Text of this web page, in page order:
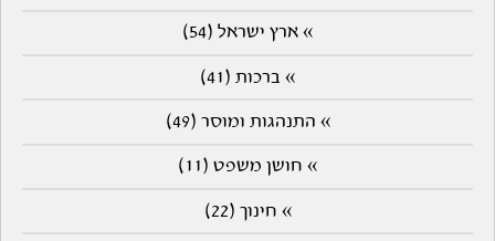
» ארץ ישראל (54)
» ברכות (41)
» התנהגות ומוסר (49)
» חושן משפט (11)
» חינוך (22)